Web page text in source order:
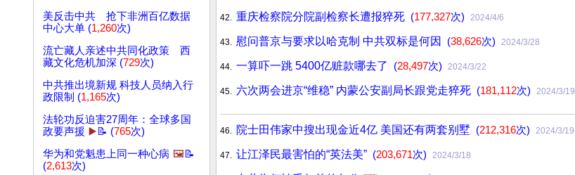
美反击中共 抢下非洲百亿数据
中心大单 (1,260次)
流亡藏人亲述中共同化政策 西
藏文化危机加深 (729次)
中共推出境新规 科技人员纳入行
政限制 (1,165次)
法轮功反迫害27周年：全球多国
政要声援 ▶️📝 (765次)
华为和党魁患上同一种心病 🖼️📝
(2,613次)
42. 重庆检察院分院副检察长遭报猝死 (177,327次) 2024/4/6
43. 慰问普京与要求以哈克制 中共双标是何因 (38,626次) 2024/3/28
44. 一算吓一跳 5400亿赃款哪去了 (28,497次) 2024/3/22
45. 六次两会进京“维稳” 内蒙公安副局长跟党走猝死 (181,112次) 2024/3/19
46. 院士田伟家中搜出现金近4亿 美国还有两套别墅 (212,316次) 2024/3/19
47. 让江泽民最害怕的“英法美” (203,671次) 2024/3/18